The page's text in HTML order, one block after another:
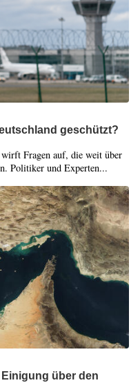
geschützt?
Fragen auf, die weit über
Politiker und Experten...
Einigung über den